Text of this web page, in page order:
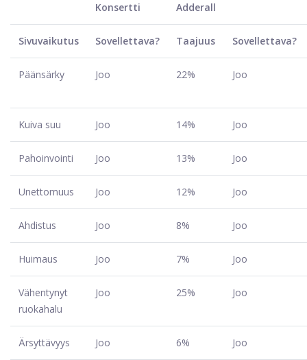
Konsertti Adderall
Sivuvaikutus Sovellettava? Taajuus Sovellettava?
Päänsärky Joo 22% Joo
Kuiva suu Joo 14% Joo
Pahoinvointi Joo 13% Joo
Unettomuus Joo 12% Joo
Ahdistus Joo 8% Joo
Huimaus Joo 7% Joo
Vähentynyt
ruokahalu
Joo 25% Joo
Ärsyttävyys Joo 6% Joo